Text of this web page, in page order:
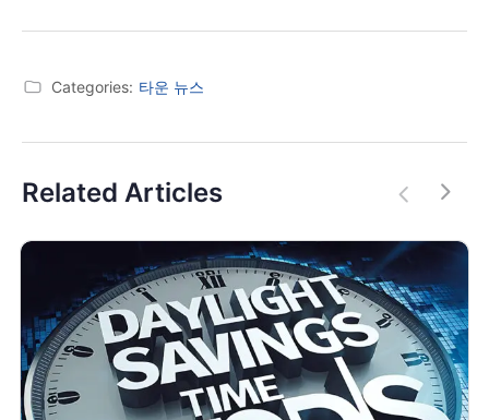
Categories: 타운 뉴스
Related Articles